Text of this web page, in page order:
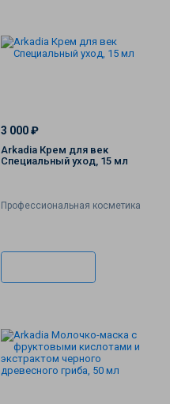
3 000 ₽
Arkadia Крем для век
Специальный уход, 15 мл
Профессиональная косметика